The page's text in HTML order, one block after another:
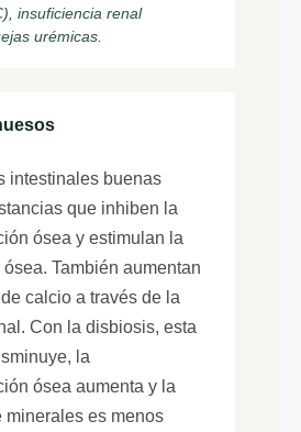
insuficiencia renal
urémicas.
intestinales buenas
que inhiben la
ósea y estimulan la
También aumentan
calcio a través de la
Con la disbiosis, esta
la
ósea aumenta y la
minerales es menos